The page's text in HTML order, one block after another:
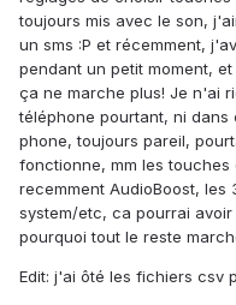
toujours mis avec le son,
un sms :P et récemment,
pendant un petit moment,
ça ne marche plus! Je n'ai
téléphone pourtant, ni
phone, toujours pareil,
fonctionne, mm les touches
recemment AudioBoost,
system/etc, ca pourrai
pourquoi tout le reste
Edit: j'ai ôté les fichiers csv